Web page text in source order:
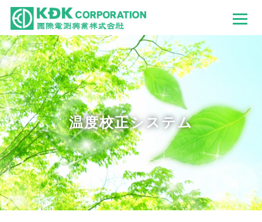
温度校正システム